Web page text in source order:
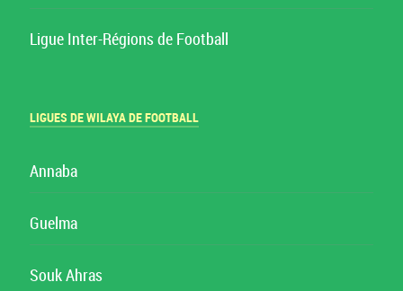
Ligue Inter-Régions de Football
LIGUES DE WILAYA DE FOOTBALL
Annaba
Guelma
Souk Ahras